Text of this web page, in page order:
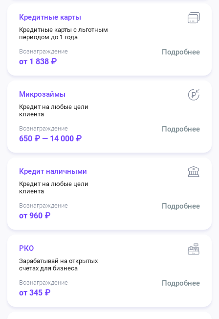
Кредитные карты
Кредитные карты с льготным
периодом до 1 года
Вознаграждение
от 1 838 ₽
Подробнее
Микрозаймы
Кредит на любые цели
клиента
Вознаграждение
650 ₽ — 14 000 ₽
Подробнее
Кредит наличными
Кредит на любые цели
клиента
Вознаграждение
от 960 ₽
Подробнее
РКО
Зарабатывай на открытых
счетах для бизнеса
Вознаграждение
от 345 ₽
Подробнее